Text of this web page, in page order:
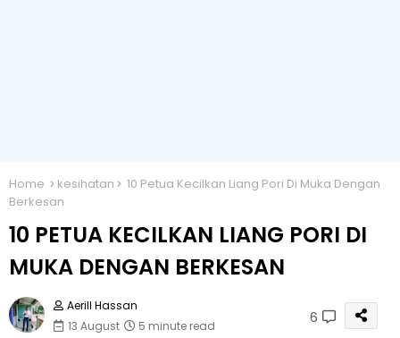
Home kesihatan
10 Petua Kecilkan Liang Pori Di Muka Dengan
Berkesan
10 PETUA KECILKAN LIANG PORI DI
MUKA DENGAN BERKESAN
Aerill Hassan
13 August
5 minute read 6